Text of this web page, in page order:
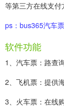
等第三方在线支付
ps：bus365汽车
软件功能
1、汽车票：路查
2、飞机票：提供
3、火车票：在线